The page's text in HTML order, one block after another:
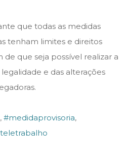
que todas as medidas
tenham limites e direitos
que seja possível realizar a
e das alterações
, #medidaprovisoria,